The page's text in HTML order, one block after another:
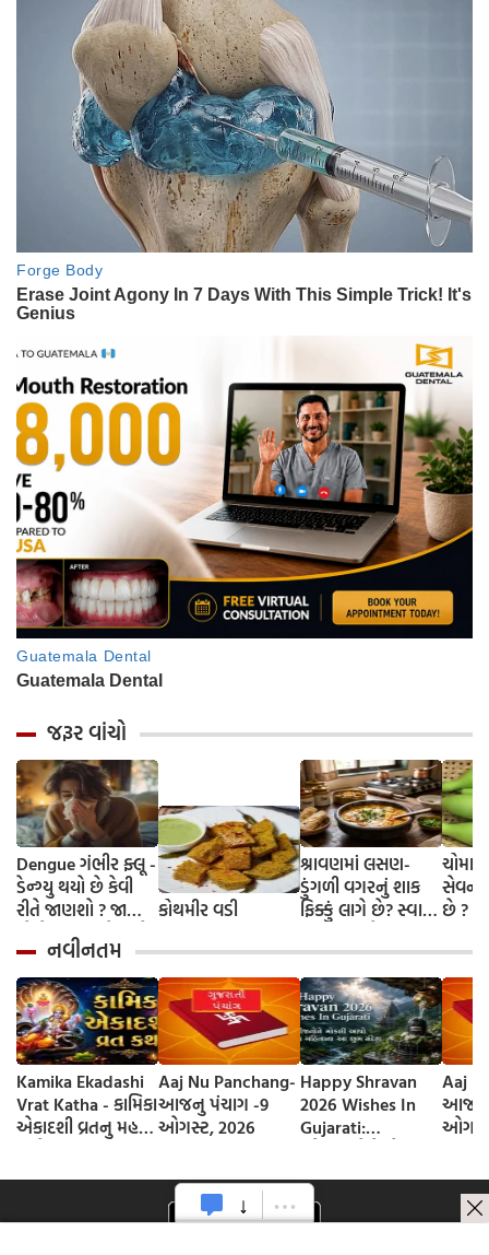
જરૂર વાંચો
Dengue ગંભીર ફ્લૂ -
ડેન્ગ્યુ થયો છે કેવી
રીતે જાણશો ? જાણી
લો તેના લક્ષણો અને
બચવાના ઉપાય
કોથમીર વડી
શ્રાવણમાં લસણ-
ડુંગળી વગરનું શાક
ફિક્કું લાગે છે? સ્વાદ
અજમાવો આ 3 ટિપ્સ
લસણ-ડુંગળી વગર
સ્વાદિષ્ટ શાક કેવી
રીતે બનાવવું?
સેવન
છે ?
નવીનતમ
Kamika Ekadashi
Vrat Katha - કામિકા
એકાદશી વ્રતનુ મહત્વ
Aaj Nu Panchang-
આજનુ પંચાગ -9
ઓગસ્ટ, 2026
Happy Shravan
2026 Wishes In
Gujarati:
આપો શ્રાવણ
મહિનાના આ શુભ
સંદેશ
Aaj
આજનુ